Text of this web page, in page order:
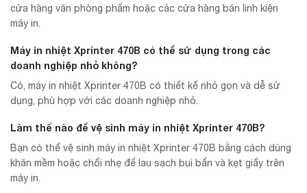
cửa hàng văn phòng phẩm hoặc các cửa hàng bán linh kiện
máy in.
Máy in nhiệt Xprinter 470B có thể sử dụng trong các
doanh nghiệp nhỏ không?
Có, máy in nhiệt Xprinter 470B có thiết kế nhỏ gọn và dễ sử
dụng, phù hợp với các doanh nghiệp nhỏ.
Làm thế nào để vệ sinh máy in nhiệt Xprinter 470B?
Bạn có thể vệ sinh máy in nhiệt Xprinter 470B bằng cách dùng
khăn mềm hoặc chổi nhẹ để lau sạch bụi bẩn và kẹt giấy trên
máy in.